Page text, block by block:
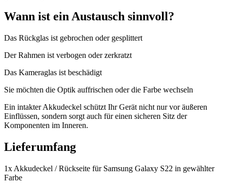
Wann ist ein Austausch sinnvoll?
Das Rückglas ist gebrochen oder gesplittert
Der Rahmen ist verbogen oder zerkratzt
Das Kameraglas ist beschädigt
Sie möchten die Optik auffrischen oder die Farbe wechseln
Ein intakter Akkudeckel schützt Ihr Gerät nicht nur vor äußeren
Einflüssen, sondern sorgt auch für einen sicheren Sitz der
Komponenten im Inneren.
Lieferumfang
1x Akkudeckel / Rückseite für Samsung Galaxy S22 in gewählter
Farbe